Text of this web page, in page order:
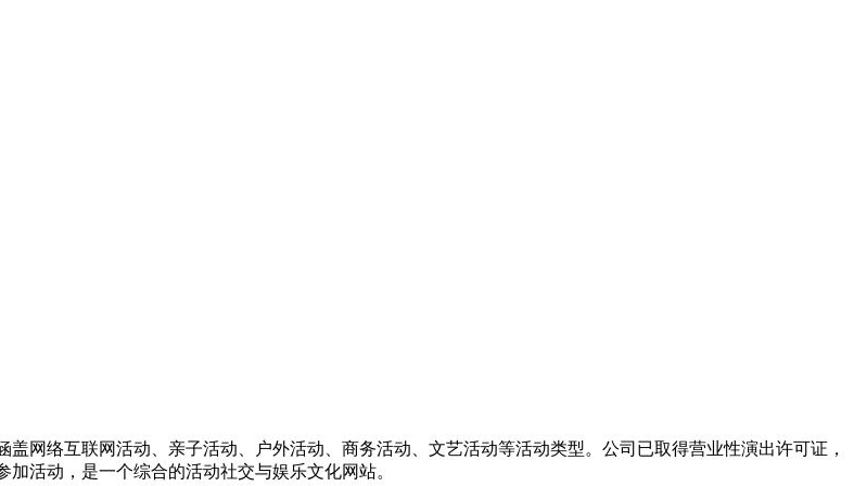
网络互联网活动、亲子活动、户外活动、商务活动、文艺活动等活动类型。公司已取得营业性演出许可证，
活动，是一个综合的活动社交与娱乐文化网站。